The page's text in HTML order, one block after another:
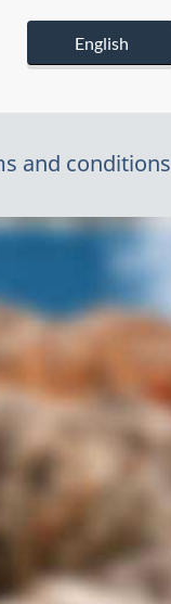
English
and conditions